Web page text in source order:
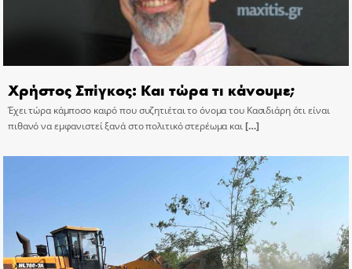
Χρήστος Σπίγκος: Και τώρα τι κάνουμε;
Έχει τώρα κάμποσο καιρό που συζητιέται το όνομα του Κασιδιάρη ότι είναι
πιθανό να εμφανιστεί ξανά στο πολιτικό στερέωμα και[…]